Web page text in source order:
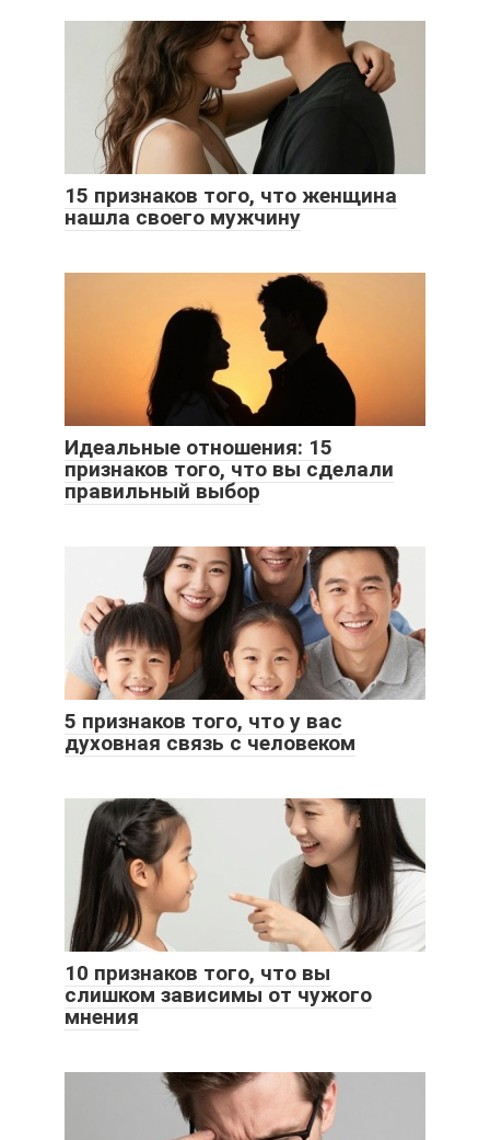
15 признаков того, что женщина
нашла своего мужчину
Идеальные отношения: 15
признаков того, что вы сделали
правильный выбор
5 признаков того, что у вас
духовная связь с человеком
10 признаков того, что вы
слишком зависимы от чужого
мнения